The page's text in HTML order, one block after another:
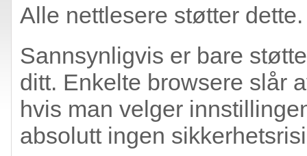
Alle nettlesere støtter dette.
Sannsynligvis er bare
ditt. Enkelte browsere slår
hvis man velger
absolutt ingen